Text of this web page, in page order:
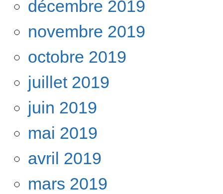
décembre 2019
novembre 2019
octobre 2019
juillet 2019
juin 2019
mai 2019
avril 2019
mars 2019